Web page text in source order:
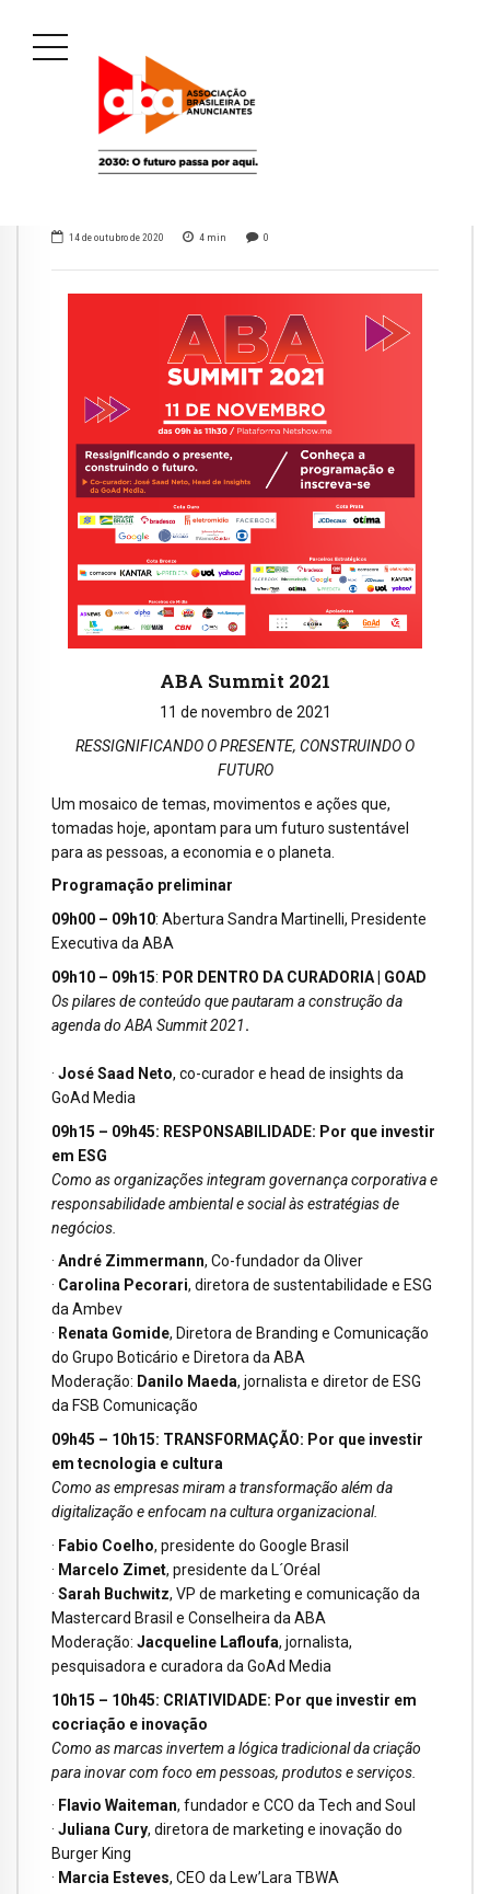
14 de outubro de 2020 4 min 0
ABA Summit 2021
11 de novembro de 2021
RESSIGNIFICANDO O PRESENTE, CONSTRUINDO O
FUTURO
Um mosaico de temas, movimentos e ações que,
tomadas hoje, apontam para um futuro sustentável
para as pessoas, a economia e o planeta.
Programação preliminar
09h00 – 09h10: Abertura Sandra Martinelli, Presidente
Executiva da ABA
09h10 – 09h15: POR DENTRO DA CURADORIA | GOAD
Os pilares de conteúdo que pautaram a construção da
agenda do ABA Summit 2021.
· José Saad Neto, co-curador e head de insights da
GoAd Media
09h15 – 09h45: RESPONSABILIDADE: Por que investir
em ESG
Como as organizações integram governança corporativa e
responsabilidade ambiental e social às estratégias de
negócios.
· André Zimmermann, Co-fundador da Oliver
· Carolina Pecorari, diretora de sustentabilidade e ESG
da Ambev
· Renata Gomide, Diretora de Branding e Comunicação
do Grupo Boticário e Diretora da ABA
Moderação: Danilo Maeda, jornalista e diretor de ESG
da FSB Comunicação
09h45 – 10h15: TRANSFORMAÇÃO: Por que investir
em tecnologia e cultura
Como as empresas miram a transformação além da
digitalização e enfocam na cultura organizacional.
· Fabio Coelho, presidente do Google Brasil
· Marcelo Zimet, presidente da L´Oréal
· Sarah Buchwitz, VP de marketing e comunicação da
Mastercard Brasil e Conselheira da ABA
Moderação: Jacqueline Lafloufa, jornalista,
pesquisadora e curadora da GoAd Media
10h15 – 10h45: CRIATIVIDADE: Por que investir em
cocriação e inovação
Como as marcas invertem a lógica tradicional da criação
para inovar com foco em pessoas, produtos e serviços.
· Flavio Waiteman, fundador e CCO da Tech and Soul
· Juliana Cury, diretora de marketing e inovação do
Burger King
· Marcia Esteves, CEO da Lew’Lara TBWA